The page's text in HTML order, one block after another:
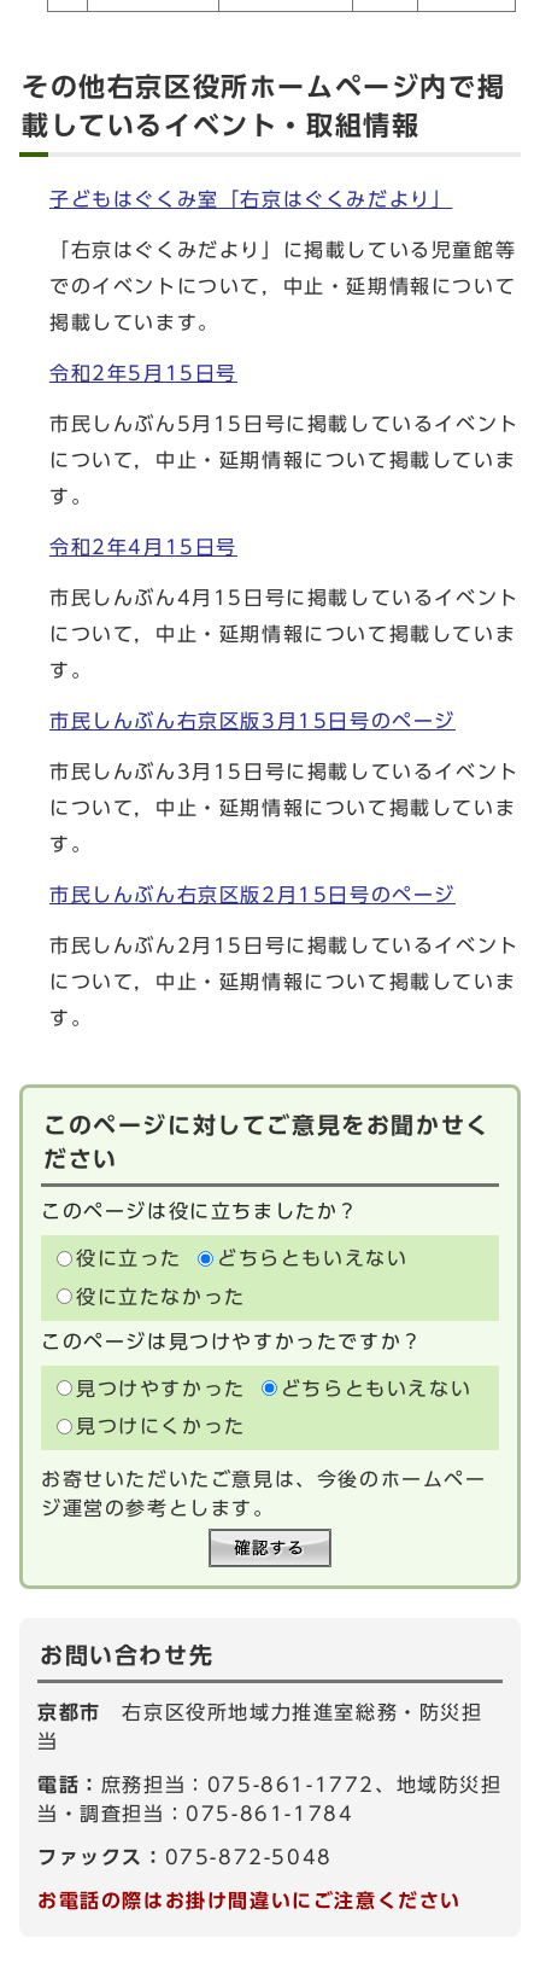
その他右京区役所ホームページ内で掲
載しているイベント・取組情報
子どもはぐくみ室「右京はぐくみだより」
「右京はぐくみだより」に掲載している児童館等
でのイベントについて，中止・延期情報について
掲載しています。
令和2年5月15日号
市民しんぶん5月15日号に掲載しているイベント
について，中止・延期情報について掲載していま
す。
令和2年4月15日号
市民しんぶん4月15日号に掲載しているイベント
について，中止・延期情報について掲載していま
す。
市民しんぶん右京区版3月15日号のページ
市民しんぶん3月15日号に掲載しているイベント
について，中止・延期情報について掲載していま
す。
市民しんぶん右京区版2月15日号のページ
市民しんぶん2月15日号に掲載しているイベント
について，中止・延期情報について掲載していま
す。
このページに対してご意見をお聞かせく
ださい
このページは役に立ちましたか？
役に立った
どちらともいえない
役に立たなかった
このページは見つけやすかったですか？
見つけやすかった
どちらともいえない
見つけにくかった
お寄せいただいたご意見は、今後のホームペー
ジ運営の参考とします。
お問い合わせ先
京都市右京区役所地域力推進室総務・防災担
当
電話： 庶務担当：075-861-1772、地域防災担
当・調査担当：075-861-1784
ファックス： 075-872-5048
お電話の際はお掛け間違いにご注意ください